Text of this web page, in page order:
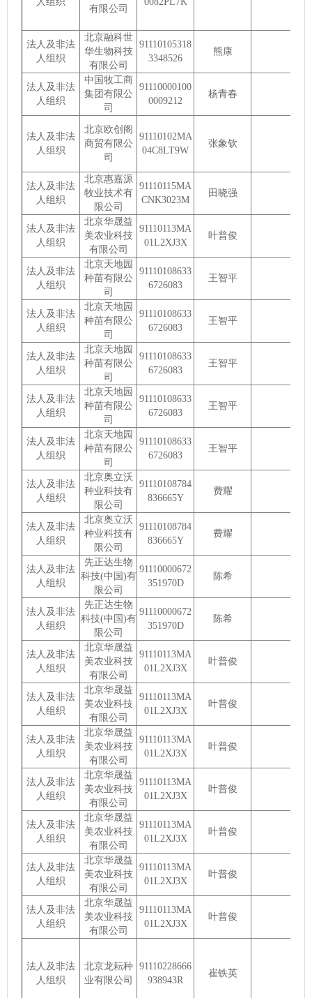
有限公司
法人及非法
人组织
北京融科世
华生物科技
有限公司
91110105318
3348526
熊康
法人及非法
人组织
中国牧工商
集团有限公
司
91110000100
0009212
杨青春
法人及非法
人组织
北京欧创阁
商贸有限公
司
91110102MA
04C8LT9W
张象钦
法人及非法
人组织
北京惠嘉源
牧业技术有
限公司
91110115MA
CNK3023M
田晓强
法人及非法
人组织
北京华晟益
美农业科技
有限公司
91110113MA
01L2XJ3X
叶普俊
法人及非法
人组织
北京天地园
种苗有限公
司
91110108633
6726083
王智平
法人及非法
人组织
北京天地园
种苗有限公
司
91110108633
6726083
王智平
法人及非法
人组织
北京天地园
种苗有限公
司
91110108633
6726083
王智平
法人及非法
人组织
北京天地园
种苗有限公
司
91110108633
6726083
王智平
法人及非法
人组织
北京天地园
种苗有限公
司
91110108633
6726083
王智平
法人及非法
人组织
北京奥立沃
种业科技有
限公司
91110108784
836665Y
费耀
法人及非法
人组织
北京奥立沃
种业科技有
限公司
91110108784
836665Y
费耀
法人及非法
人组织
先正达生物
科技(中国)有
限公司
91110000672
351970D
陈希
法人及非法
人组织
先正达生物
科技(中国)有
限公司
91110000672
351970D
陈希
法人及非法
人组织
北京华晟益
美农业科技
有限公司
91110113MA
01L2XJ3X
叶普俊
法人及非法
人组织
北京华晟益
美农业科技
有限公司
91110113MA
01L2XJ3X
叶普俊
法人及非法
人组织
北京华晟益
美农业科技
有限公司
91110113MA
01L2XJ3X
叶普俊
法人及非法
人组织
北京华晟益
美农业科技
有限公司
91110113MA
01L2XJ3X
叶普俊
法人及非法
人组织
北京华晟益
美农业科技
有限公司
91110113MA
01L2XJ3X
叶普俊
法人及非法
人组织
北京华晟益
美农业科技
有限公司
91110113MA
01L2XJ3X
叶普俊
法人及非法
人组织
北京华晟益
美农业科技
有限公司
91110113MA
01L2XJ3X
叶普俊
法人及非法
人组织
北京龙耘种
业有限公司
91110228666
938943R
崔铁英